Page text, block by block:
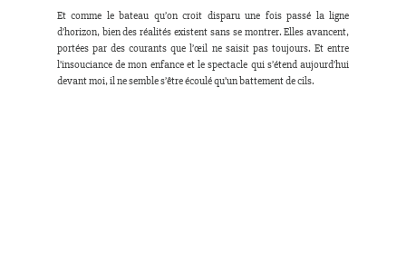
Et comme le bateau qu’on croit disparu une fois passé la ligne
d’horizon, bien des réalités existent sans se montrer. Elles avancent,
portées par des courants que l’œil ne saisit pas toujours. Et entre
l’insouciance de mon enfance et le spectacle qui s’étend aujourd’hui
devant moi, il ne semble s’être écoulé qu’un battement de cils.